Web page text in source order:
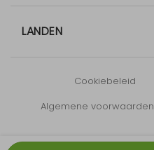
LANDEN
Cookiebeleid
Algemene voorwaarden